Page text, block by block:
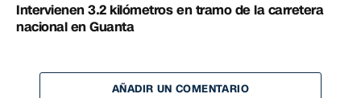
Intervienen 3.2 kilómetros en tramo de la carretera
nacional en Guanta
AÑADIR UN COMENTARIO